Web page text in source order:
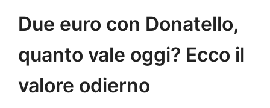
Due euro con Donatello,
quanto vale oggi? Ecco il
valore odierno